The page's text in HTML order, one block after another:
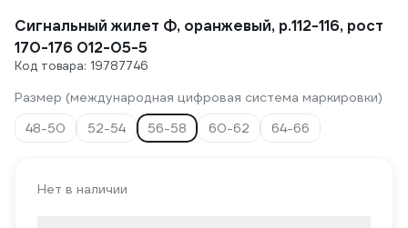
Сигнальный жилет Ф, оранжевый, р.112-116, рост
170-176 012-05-5
Код товара: 19787746
Размер (международная цифровая система маркировки)
48-50
52-54 56-58 60-62 64-66
Нет в наличии